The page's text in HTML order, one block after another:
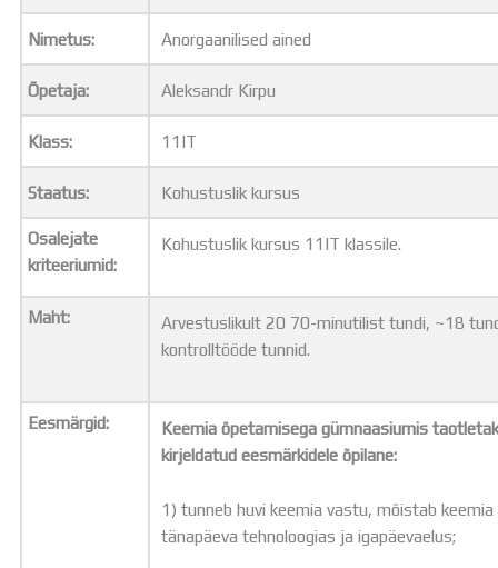
Aastaplaan
Õppekava
Ainepassid
Huviringid
Õpilastööd (UPT)
Distantsõpe
Projektid
ÜLDINFO
Sisseastumine
Uudised
Lapsevanemale
Toitlustamine
Virtuaaltuur
Õpilasesindus
Tööpakkumised
Nimetus: Anorgaanilised ained
Õpetaja: Aleksandr Kirpu
Klass: 11IT
Staatus: Kohustuslik kursus
Osalejate
kriteeriumid:
Kohustuslik kursus 11IT klassile.
Maht:
Arvestuslikult 20 70-minutilist tundi, ~18
kontrolltööde tunnid.
Eesmärgid:
Keemia õpetamisega gümnaasiumis
kirjeldatud eesmärkidele õpilane:
1) tunneb huvi keemia vastu, mõistab
tänapäeva tehnoloogias ja igapäevaelus;